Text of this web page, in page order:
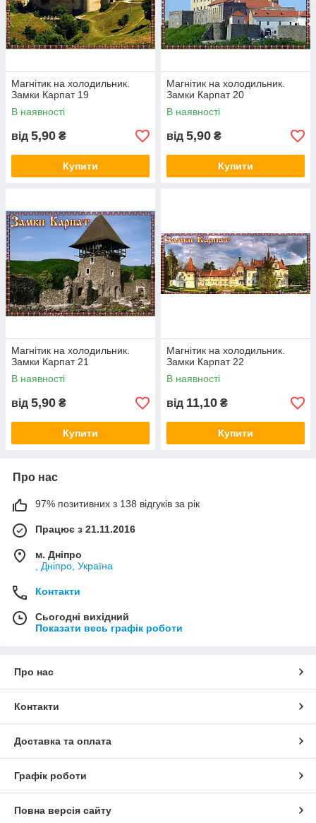
Магнітик на холодильник.
Замки Карпат 19
В наявності
від 5,90 ₴
Купити
Магнітик на холодильник.
Замки Карпат 20
В наявності
від 5,90 ₴
Купити
Магнітик на холодильник.
Замки Карпат 21
В наявності
від 5,90 ₴
Купити
Магнітик на холодильник.
Замки Карпат 22
В наявності
від 11,10 ₴
Купити
Про нас
97% позитивних з 138 відгуків за рік
Працює з 21.11.2016
м. Дніпро
, Дніпро, Україна
Контакти
Сьогодні вихідний
Показати весь графік роботи
Про нас
Контакти
Доставка та оплата
Графік роботи
Повна версія сайту